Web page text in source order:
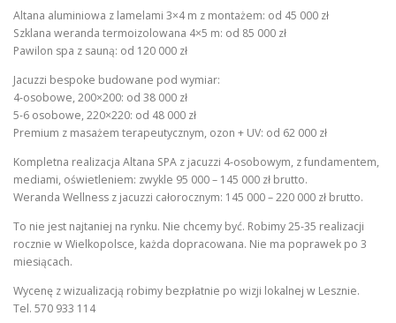
Altana aluminiowa z lamelami 3×4 m z montażem: od 45 000 zł
Szklana weranda termoizolowana 4×5 m: od 85 000 zł
Pawilon spa z sauną: od 120 000 zł
Jacuzzi bespoke budowane pod wymiar:
4-osobowe, 200×200: od 38 000 zł
5-6 osobowe, 220×220: od 48 000 zł
Premium z masażem terapeutycznym, ozon + UV: od 62 000 zł
Kompletna realizacja Altana SPA z jacuzzi 4-osobowym, z fundamentem,
mediami, oświetleniem: zwykle 95 000 – 145 000 zł brutto.
Weranda Wellness z jacuzzi całorocznym: 145 000 – 220 000 zł brutto.
To nie jest najtaniej na rynku. Nie chcemy być. Robimy 25-35 realizacji
rocznie w Wielkopolsce, każda dopracowana. Nie ma poprawek po 3
miesiącach.
Wycenę z wizualizacją robimy bezpłatnie po wizji lokalnej w Lesznie.
Tel. 570 933 114